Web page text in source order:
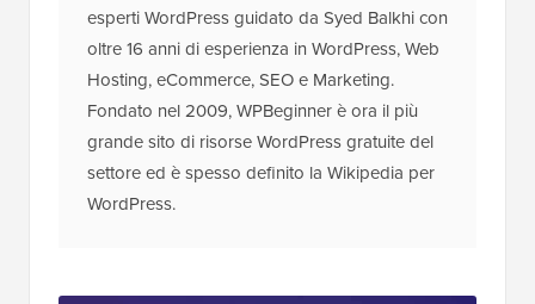
esperti WordPress guidato da Syed Balkhi con
oltre 16 anni di esperienza in WordPress, Web
Hosting, eCommerce, SEO e Marketing.
Fondato nel 2009, WPBeginner è ora il più
grande sito di risorse WordPress gratuite del
settore ed è spesso definito la Wikipedia per
WordPress.